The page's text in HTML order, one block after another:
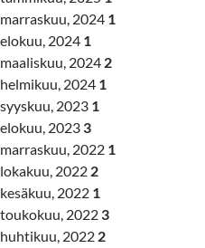
marraskuu, 2024 1
elokuu, 2024 1
maaliskuu, 2024 2
helmikuu, 2024 1
syyskuu, 2023 1
elokuu, 2023 3
marraskuu, 2022 1
lokakuu, 2022 2
kesäkuu, 2022 1
toukokuu, 2022 3
huhtikuu, 2022 2